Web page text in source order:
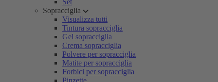
Set
Sopracciglia
Visualizza tutti
Tintura sopracciglia
Gel sopracciglia
Crema sopracciglia
Polvere per sopracciglia
Matite per sopracciglia
Forbici per sopracciglia
Pinzette